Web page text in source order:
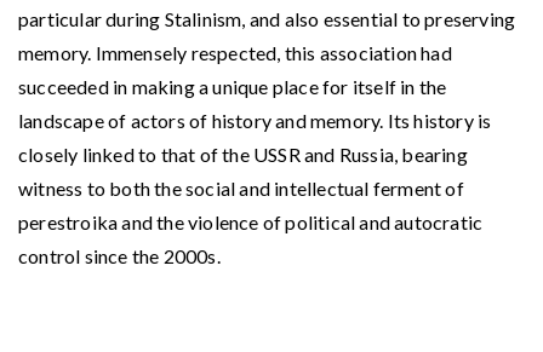
particular during Stalinism, and also essential to preserving
memory. Immensely respected, this association had
succeeded in making a unique place for itself in the
landscape of actors of history and memory. Its history is
closely linked to that of the USSR and Russia, bearing
witness to both the social and intellectual ferment of
perestroika and the violence of political and autocratic
control since the 2000s.